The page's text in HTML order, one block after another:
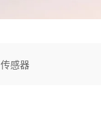
传感器